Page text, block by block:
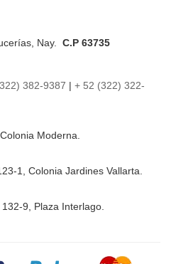
Nay. C.P 63735
382-9387 | + 52 (322) 322-
Moderna.
1, Colonia Jardines Vallarta.
9, Plaza Interlago.